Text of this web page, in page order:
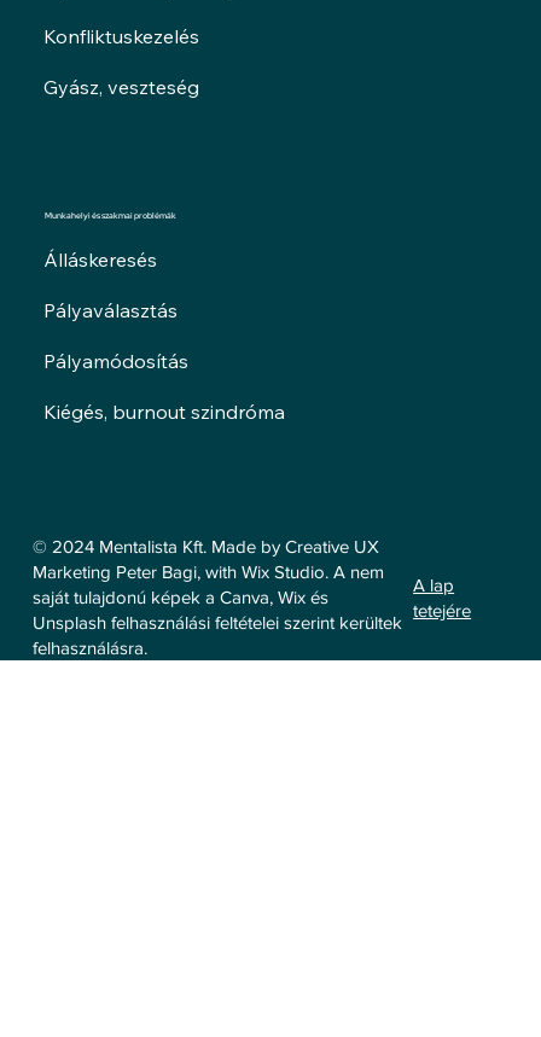
© 2024 Mentalista Kft. Made by Creative UX
Marketing Peter Bagi, with Wix Studio. A nem
saját tulajdonú képek a Canva, Wix és
Unsplash felhasználási feltételei szerint kerültek
felhasználásra.
A lap
tetejére
Konfliktuskezelés
Gyász, veszteség
Munkahelyi és szakmai problémák
Álláskeresés
Pályaválasztás
Pályamódosítás
Kiégés, burnout szindróma